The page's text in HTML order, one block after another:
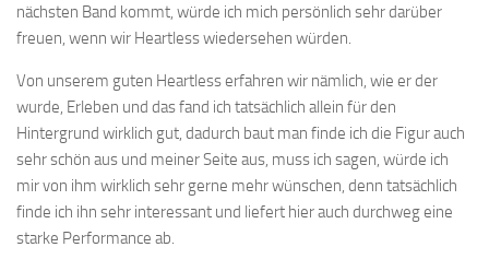
nächsten Band kommt, würde ich mich persönlich sehr darüber
freuen, wenn wir Heartless wiedersehen würden.
Von unserem guten Heartless erfahren wir nämlich, wie er der
wurde, Erleben und das fand ich tatsächlich allein für den
Hintergrund wirklich gut, dadurch baut man finde ich die Figur auch
sehr schön aus und meiner Seite aus, muss ich sagen, würde ich
mir von ihm wirklich sehr gerne mehr wünschen, denn tatsächlich
finde ich ihn sehr interessant und liefert hier auch durchweg eine
starke Performance ab.